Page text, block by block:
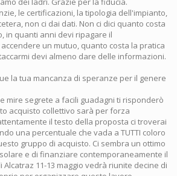
le certificazioni, la tipologia dell'impianto,
non ci dai dati. Non ci dici quanto costa
in quanti anni devi ripagare il
un mutuo, quanto costa la pratica
devi almeno dare delle informazioni.
la tua mancanza di speranze per il genere
mire segrete a facili guadagni ti risponderò
acquisto collettivo sarà per forza
il testo della proposta ci troverai
una percentuale che vada a TUTTI coloro
gruppo di acquisto. Ci sembra un ottimo
e di finanziare contemporaneamente il
Alcatraz 11-13 maggio vedrà riunite decine di